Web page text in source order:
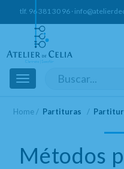
tlf. 96 381 30 96 ·
Toggle
navigation
Home Partituras
Métodos